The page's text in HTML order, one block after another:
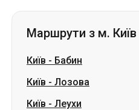
Маршрути з м. Київ
Київ - Бабин
Київ - Лозова
Київ - Леухи